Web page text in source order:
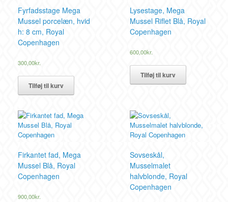
Fyrfadsstage Mega
Mussel porcelæn, hvid
h: 8 cm, Royal
Copenhagen
300,00kr.
Tilføj til kurv
Lysestage, Mega
Mussel Riflet Blå, Royal
Copenhagen
600,00kr.
Tilføj til kurv
Firkantet fad, Mega
Mussel Blå, Royal
Copenhagen
900,00kr.
Sovseskål,
Musselmalet
halvblonde, Royal
Copenhagen